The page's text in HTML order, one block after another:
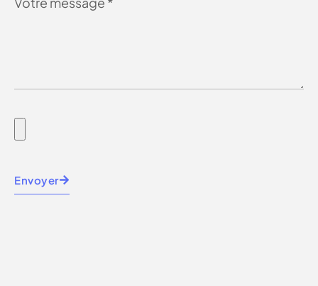
Envoyer